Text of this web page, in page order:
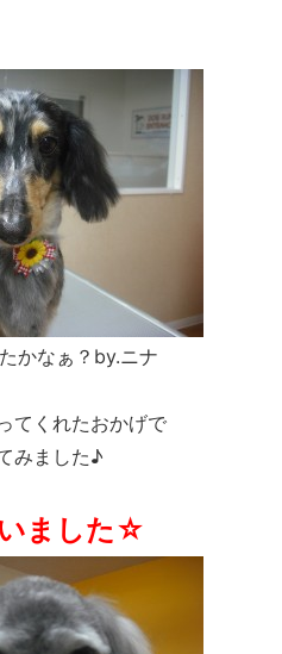
かなぁ？by.ニナ
てくれたおかげで
みました♪
ました☆